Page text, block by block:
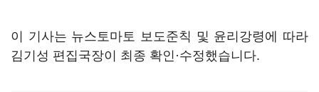
이 기사는 뉴스토마토 보도준칙 및 윤리강령에 따라
김기성 편집국장이 최종 확인·수정했습니다.